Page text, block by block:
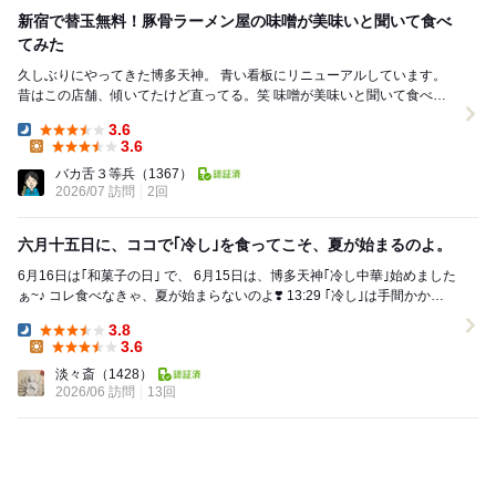
新宿で替玉無料！豚骨ラーメン屋の味噌が美味いと聞いて食べ
てみた
久しぶりにやってきた博多天神。 青い看板にリニューアルしています。
昔はこの店舗、傾いてたけど直ってる。笑 味噌が美味いと聞いて食べて
Dinner:
3.6
3.6
バカ舌３等兵 （1367）
2026/07 訪問
2回
六月十五日に、ココで｢冷し｣を食ってこそ、夏が始まるのよ。
6月16日は｢和菓子の日｣ で、 6月15日は、博多天神｢冷し中華｣始めました
ぁ~♪ コレ食べなきゃ、夏が始まらないのよ❣️ 13:29 ｢冷し｣は手間かかり
Dinner:
3.8
3.6
淡々斎 （1428）
2026/06 訪問
13回